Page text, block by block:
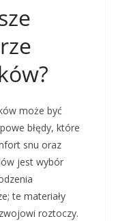
może być
błędy, które
snu oraz
jest wybór
te materiały
roztoczy.